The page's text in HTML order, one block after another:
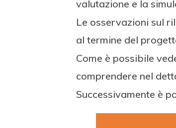
valutazione e la
Le osservazioni sul
al termine del
Come è possibile
comprendere nel
Successivamente è